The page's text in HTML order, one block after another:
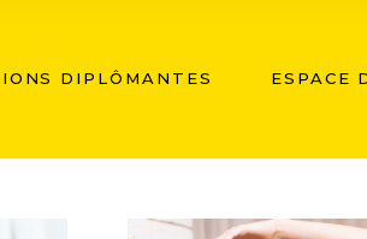
DIPLÔMANTES ESPACE